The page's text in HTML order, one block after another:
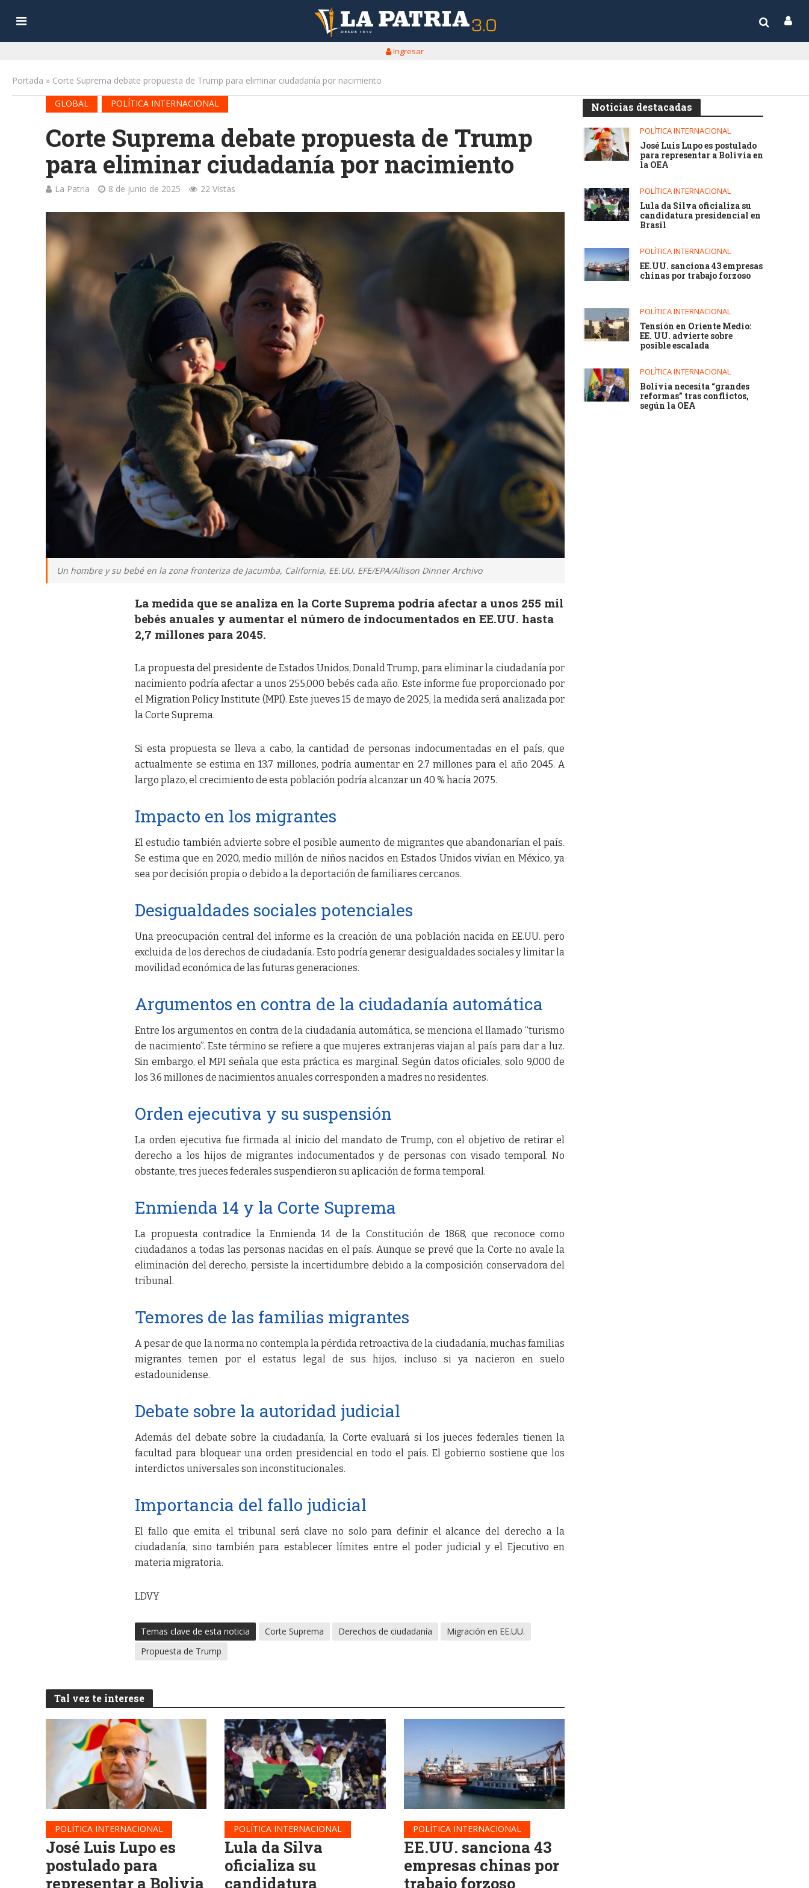
Ingresar
Portada » Corte Suprema debate propuesta de Trump para eliminar ciudadanía por nacimiento
GLOBAL
POLÍTICA INTERNACIONAL
Corte Suprema debate propuesta de Trump
para eliminar ciudadanía por nacimiento
La Patria 8 de junio de 2025 22 Vistas
Un hombre y su bebé en la zona fronteriza de Jacumba, California, EE.UU. EFE/EPA/Allison Dinner Archivo
La medida que se analiza en la Corte Suprema podría afectar a unos 255 mil
bebés anuales y aumentar el número de indocumentados en EE.UU. hasta
2,7 millones para 2045.
La propuesta del presidente de Estados Unidos, Donald Trump, para eliminar la ciudadanía por
nacimiento podría afectar a unos 255,000 bebés cada año. Este informe fue proporcionado por
el Migration Policy Institute (MPI). Este jueves 15 de mayo de 2025, la medida será analizada por
la Corte Suprema.
Si esta propuesta se lleva a cabo, la cantidad de personas indocumentadas en el país, que
actualmente se estima en 13.7 millones, podría aumentar en 2.7 millones para el año 2045. A
largo plazo, el crecimiento de esta población podría alcanzar un 40 % hacia 2075.
Impacto en los migrantes
El estudio también advierte sobre el posible aumento de migrantes que abandonarían el país.
Se estima que en 2020, medio millón de niños nacidos en Estados Unidos vivían en México, ya
sea por decisión propia o debido a la deportación de familiares cercanos.
Desigualdades sociales potenciales
Una preocupación central del informe es la creación de una población nacida en EE.UU. pero
excluida de los derechos de ciudadanía. Esto podría generar desigualdades sociales y limitar la
movilidad económica de las futuras generaciones.
Argumentos en contra de la ciudadanía automática
Entre los argumentos en contra de la ciudadanía automática, se menciona el llamado “turismo
de nacimiento”. Este término se refiere a que mujeres extranjeras viajan al país para dar a luz.
Sin embargo, el MPI señala que esta práctica es marginal. Según datos oficiales, solo 9,000 de
los 3.6 millones de nacimientos anuales corresponden a madres no residentes.
Orden ejecutiva y su suspensión
La orden ejecutiva fue firmada al inicio del mandato de Trump, con el objetivo de retirar el
derecho a los hijos de migrantes indocumentados y de personas con visado temporal. No
obstante, tres jueces federales suspendieron su aplicación de forma temporal.
Enmienda 14 y la Corte Suprema
La propuesta contradice la Enmienda 14 de la Constitución de 1868, que reconoce como
ciudadanos a todas las personas nacidas en el país. Aunque se prevé que la Corte no avale la
eliminación del derecho, persiste la incertidumbre debido a la composición conservadora del
tribunal.
Temores de las familias migrantes
A pesar de que la norma no contempla la pérdida retroactiva de la ciudadanía, muchas familias
migrantes temen por el estatus legal de sus hijos, incluso si ya nacieron en suelo
estadounidense.
Debate sobre la autoridad judicial
Además del debate sobre la ciudadanía, la Corte evaluará si los jueces federales tienen la
facultad para bloquear una orden presidencial en todo el país. El gobierno sostiene que los
interdictos universales son inconstitucionales.
Importancia del fallo judicial
El fallo que emita el tribunal será clave no solo para definir el alcance del derecho a la
ciudadanía, sino también para establecer límites entre el poder judicial y el Ejecutivo en
materia migratoria.
LDVY
Temas clave de esta noticia Corte Suprema Derechos de ciudadanía
Migración en EE.UU.
Propuesta de Trump
Tal vez te interese
POLÍTICA INTERNACIONAL
José Luis Lupo es
postulado para
representar a Bolivia
POLÍTICA INTERNACIONAL
Lula da Silva
oficializa su
candidatura
POLÍTICA INTERNACIONAL
EE.UU. sanciona 43
empresas chinas por
trabajo forzoso
Noticias destacadas
POLÍTICA INTERNACIONAL
José Luis Lupo es postulado
para representar a Bolivia en
la OEA
POLÍTICA INTERNACIONAL
Lula da Silva oficializa su
candidatura presidencial en
Brasil
POLÍTICA INTERNACIONAL
EE.UU. sanciona 43 empresas
chinas por trabajo forzoso
POLÍTICA INTERNACIONAL
Tensión en Oriente Medio:
EE. UU. advierte sobre
posible escalada
POLÍTICA INTERNACIONAL
Bolivia necesita “grandes
reformas” tras conflictos,
según la OEA